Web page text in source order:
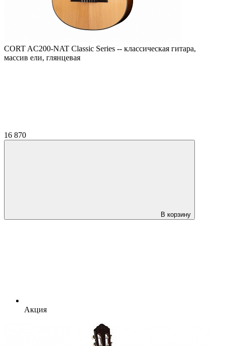
CORT AC200-NAT Classic Series -- классическая гитара,
массив ели, глянцевая
16 870
В корзину
Акция